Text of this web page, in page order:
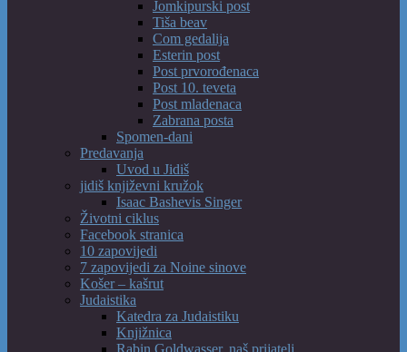
Jomkipurski post
Tiša beav
Com gedalija
Esterin post
Post prvorođenaca
Post 10. teveta
Post mladenaca
Zabrana posta
Spomen-dani
Predavanja
Uvod u Jidiš
jidiš književni kružok
Isaac Bashevis Singer
Životni ciklus
Facebook stranica
10 zapovijedi
7 zapovijedi za Noine sinove
Košer – kašrut
Judaistika
Katedra za Judaistiku
Knjižnica
Rabin Goldwasser, naš prijatelj